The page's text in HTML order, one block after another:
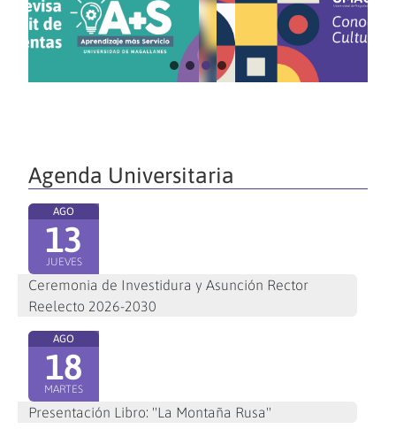
Agenda Universitaria
AGO
13
JUEVES
Ceremonia de Investidura y Asunción Rector
Reelecto 2026-2030
AGO
18
MARTES
Presentación Libro: "La Montaña Rusa"